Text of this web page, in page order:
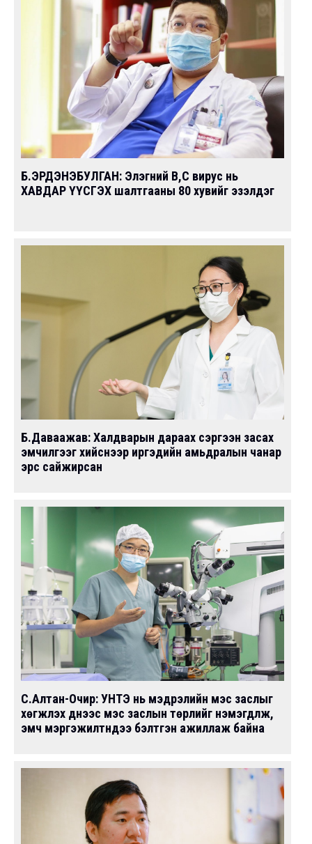
Б.ЭРДЭНЭБУЛГАН: Элэгний В,С вирус нь
ХАВДАР ҮҮСГЭХ шалтгааны 80 хувийг эзэлдэг
Б.Даваажав: Халдварын дараах сэргээн засах
эмчилгээг хийснээр иргэдийн амьдралын чанар
эрс сайжирсан
С.Алтан-Очир: УНТЭ нь мэдрэлийн мэс заслыг
хөгжүүлэх үүднээс мэс заслын төрлийг нэмэгдүүлж,
эмч мэргэжилтнүүдээ бэлтгэн ажиллаж байна